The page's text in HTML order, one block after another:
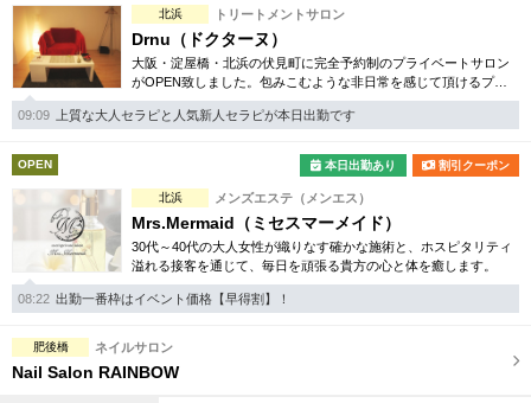
専用駐車場あり 有資格者在籍
日本人スタッフのみ 女性スタッフのみ
スタッフ指名可 Ｗセラピスト
駅から徒歩5分以内
こだわり条件を変更
閉じる
北浜 トリートメントサロン
Drnu（ドクターヌ）
大阪・淀屋橋・北浜の伏見町に完全予約制のプライベートサロン
がOPEN致しました。包みこむような非日常を感じて頂けるプレ
ミアムトリートメント、ドクターヌ流、癒しの時間をご堪能下さ
い。
09:09 上質な大人セラピと人気新人セラピが本日出勤です
OPEN 本日出勤あり 割引クーポン
北浜 メンズエステ（メンエス）
Mrs.Mermaid（ミセスマーメイド）
30代～40代の大人女性が織りなす確かな施術と、ホスピタリティ
溢れる接客を通じて、毎日を頑張る貴方の心と体を癒します。
08:22 出勤一番枠はイベント価格【早得割】！
肥後橋 ネイルサロン
Nail Salon RAINBOW